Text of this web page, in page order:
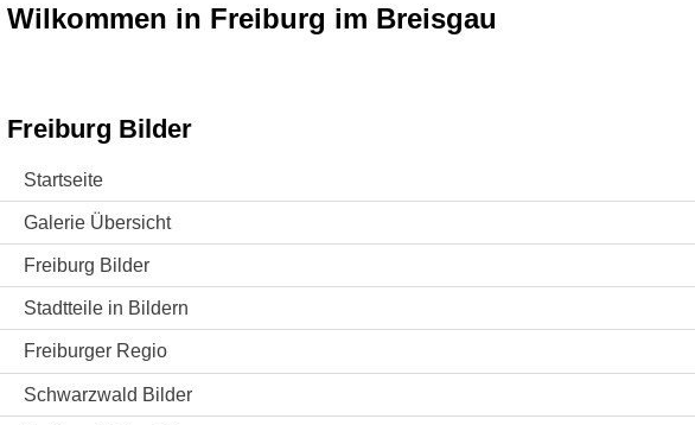
Wilkommen in Freiburg im Breisgau
Freiburg Bilder
Startseite
Galerie Übersicht
Freiburg Bilder
Stadtteile in Bildern
Freiburger Regio
Schwarzwald Bilder